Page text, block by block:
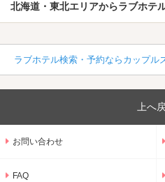
北海道・東北エリアからラブホテ
ラブホテル検索・予約ならカップル
上へ
お問い合わせ
FAQ